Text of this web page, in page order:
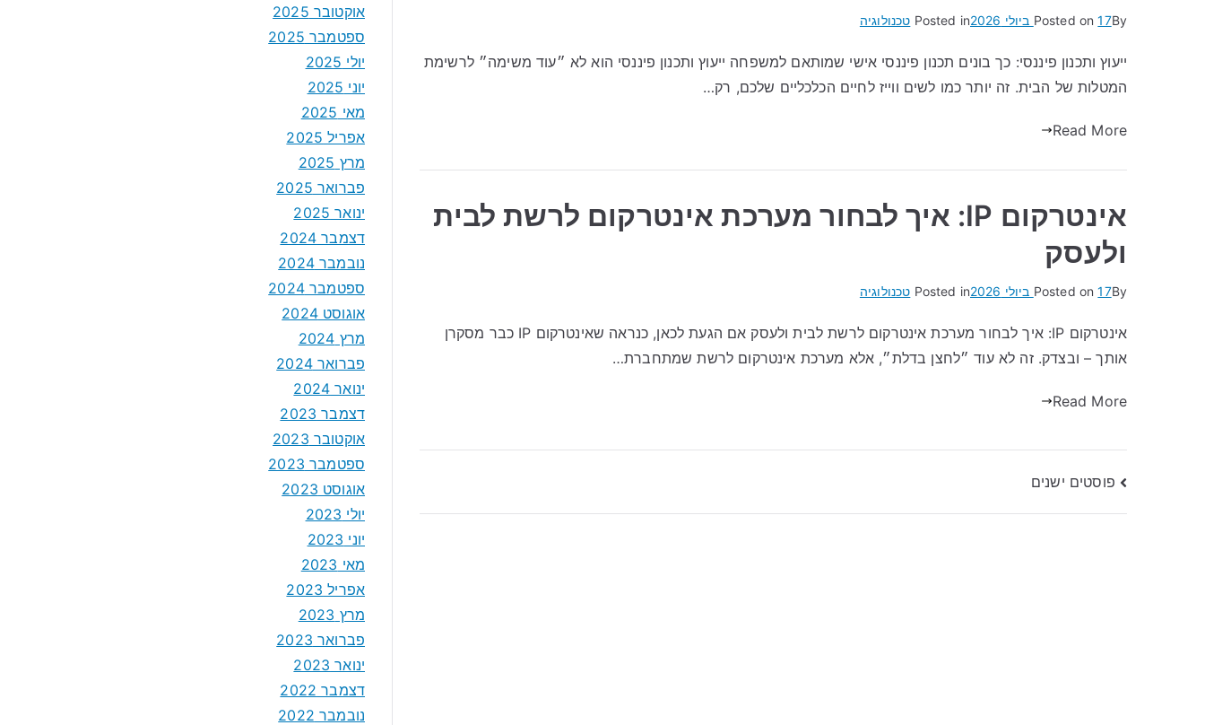
By
Posted on17 ביולי 2026 Posted in טכנולוגיה
ייעוץ ותכנון פיננסי: כך בונים תכנון פיננסי אישי שמותאם למשפחה ייעוץ ותכנון פיננסי הוא לא ״עוד משימה״ לרשימת
המטלות של הבית. זה יותר כמו לשים ווייז לחיים הכלכליים שלכם, רק…
Read More
אינטרקום IP: איך לבחור מערכת אינטרקום לרשת לבית
ולעסק
By
Posted on17 ביולי 2026 Posted in טכנולוגיה
אינטרקום IP: איך לבחור מערכת אינטרקום לרשת לבית ולעסק אם הגעת לכאן, כנראה שאינטרקום IP כבר מסקרן
אותך – ובצדק. זה לא עוד ״לחצן בדלת״, אלא מערכת אינטרקום לרשת שמתחברת…
Read More
ניווט
פוסטים ישנים
אוקטובר 2025
ספטמבר 2025
יולי 2025
יוני 2025
מאי 2025
אפריל 2025
מרץ 2025
פברואר 2025
ינואר 2025
דצמבר 2024
נובמבר 2024
ספטמבר 2024
אוגוסט 2024
מרץ 2024
פברואר 2024
ינואר 2024
דצמבר 2023
אוקטובר 2023
ספטמבר 2023
אוגוסט 2023
יולי 2023
יוני 2023
מאי 2023
אפריל 2023
מרץ 2023
פברואר 2023
ינואר 2023
דצמבר 2022
נובמבר 2022